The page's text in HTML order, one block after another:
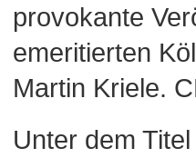
provokante
emeritierten
Martin Kriele.
Unter dem